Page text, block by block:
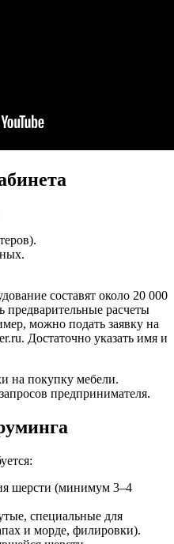
составят около 20 000
расчеты
можно подать заявку на
Достаточно указать имя и
на покупку мебели.
предпринимателя.
шерсти (минимум 3–4
специальные для
и морде, филировки).